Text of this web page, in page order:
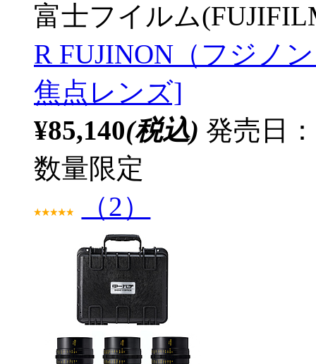
富士フイルム
R FUJINON（フジノ
焦点レンズ]
¥85,140(税込) 発売日
数量限定
（2）